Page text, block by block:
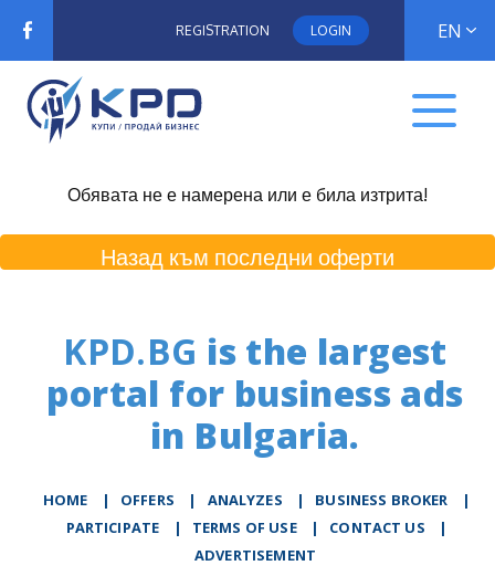
REGISTRATION LOGIN EN
Обявата не е намерена или е била изтрита!
Назад към последни оферти
KPD.BG is the largest
portal for business ads
in Bulgaria.
HOME | OFFERS | АNALYZES | BUSINESS BROKER
|
PARTICIPATE
| TERMS OF USE | CONTACT US
|
ADVERTISEMENT